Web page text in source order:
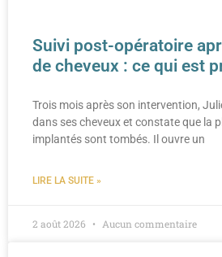
Suivi post-opératoire
de cheveux : ce qui est
Trois mois après son intervention,
dans ses cheveux et constate que la
implantés sont tombés. Il ouvre un
LIRE LA SUITE »
2 août 2026 Aucun commentaire